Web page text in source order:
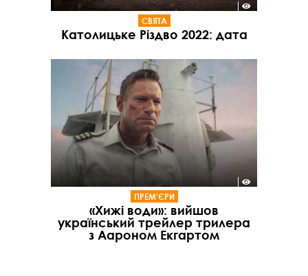
СВЯТА
Католицьке Різдво 2022: дата
ПРЕМ'ЄРИ
«Хижі води»: вийшов
український трейлер трилера
з Аароном Екгартом